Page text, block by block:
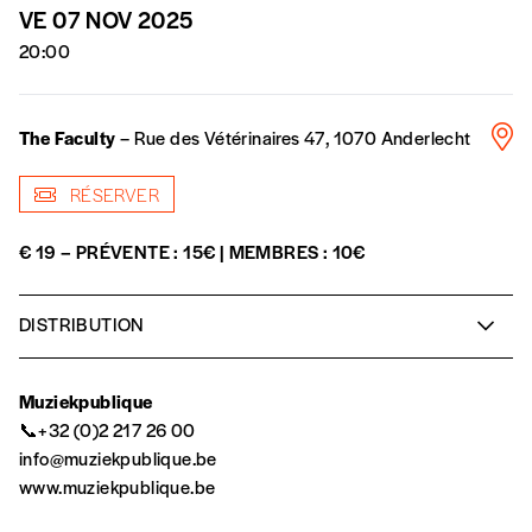
1 an = 5 numéros
20€*
*Prix indicatif, frais de port inclus
Par numéro
5€*
*Prix indicatif, frais de port inclus
VE 07 NOV 2025
20:00
The Faculty– Rue des Vétérinaires 47, 1070 Anderlecht
RÉSERVER
€ 19 – PRÉVENTE : 15€ | MEMBRES : 10€
DISTRIBUTION
Joaquin Guzman Shultzpercussion, tres cubano, voix
Nedjelka Candina
Gonzalo Muñozguitare, voix
Giuliano Caffiero
guitare, voix
Muziekpublique
📞+32 (0)2 217 26 00
info@muziekpublique.be
www.muziekpublique.be